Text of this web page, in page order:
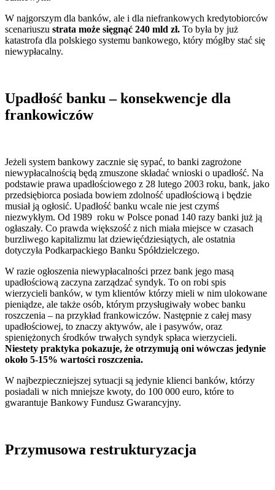
W najgorszym dla banków, ale i dla niefrankowych kredytobiorców
scenariuszu strata może sięgnąć 240 mld zł. To była by już
katastrofa dla polskiego systemu bankowego, który mógłby stać się
niewypłacalny.
Upadłość banku – konsekwencje dla
frankowiczów
Jeżeli system bankowy zacznie się sypać, to banki zagrożone
niewypłacalnością będą zmuszone składać wnioski o upadłość. Na
podstawie prawa upadłościowego z 28 lutego 2003 roku, bank, jako
przedsiębiorca posiada bowiem zdolność upadłościową i będzie
musiał ją ogłosić. Upadłość banku wcale nie jest czymś
niezwykłym. Od 1989 roku w Polsce ponad 140 razy banki już ją
ogłaszały. Co prawda większość z nich miała miejsce w czasach
burzliwego kapitalizmu lat dziewięćdziesiątych, ale ostatnia
dotyczyła Podkarpackiego Banku Spółdzielczego.
W razie ogłoszenia niewypłacalności przez bank jego masą
upadłościową zaczyna zarządzać syndyk. To on robi spis
wierzycieli banków, w tym klientów którzy mieli w nim ulokowane
pieniądze, ale także osób, którym przysługiwały wobec banku
roszczenia – na przykład frankowiczów. Następnie z całej masy
upadłościowej, to znaczy aktywów, ale i pasywów, oraz
spieniężonych środków trwałych syndyk spłaca wierzycieli.
Niestety praktyka pokazuje, że otrzymują oni wówczas jedynie
około 5-15% wartości roszczenia.
W najbezpieczniejszej sytuacji są jedynie klienci banków, którzy
posiadali w nich mniejsze kwoty, do 100 000 euro, które to
gwarantuje Bankowy Fundusz Gwarancyjny.
Przymusowa restrukturyzacja